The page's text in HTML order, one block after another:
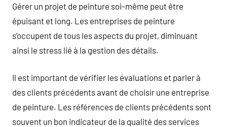
Gérer un projet de peinture soi-même peut être
épuisant et long. Les entreprises de peinture
s’occupent de tous les aspects du projet, diminuant
ainsi le stress lié à la gestion des détails.
Il est important de vérifier les évaluations et parler à
des clients précédents avant de choisir une entreprise
de peinture. Les références de clients précédents sont
souvent un bon indicateur de la qualité des services